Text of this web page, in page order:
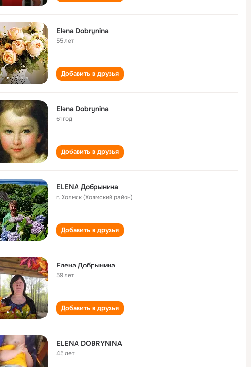
Elena Dobrynina
55 лет
Добавить в друзья
Elena Dobrynina
61 год
Добавить в друзья
ELENA Добрынина
г. Холмск (Холмский район)
Добавить в друзья
Елена Добрынина
59 лет
Добавить в друзья
ELENA DOBRYNINA
45 лет